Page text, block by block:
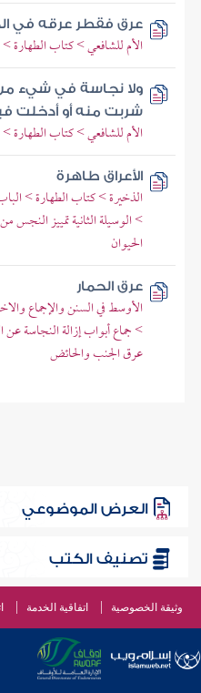
عرق فقطر عرقه في
الأم للشافعي > كتاب الطهارة >
ولا نجاسة في شيء من
شربت منه أو أدخلت
الأم للشافعي > كتاب الطهارة >
الأعراق طاهرة
الذخيرة > كتاب الطهارة >
> الوسيلة الثانية تمييز
الحيوان
عرق الحمار
الأوسط في السنن والإجماع
> جماع أبواب إزالة النجاسة
عرق الجنب والحائض
العرض الموضوعي
تصنيف الكتب
وثيقة الخصوصية اتفاقية الخدمة